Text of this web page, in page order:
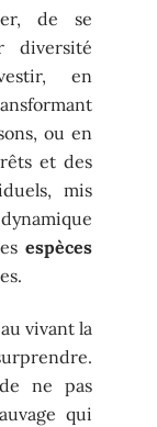
de se
diversité
en
ou en
et des
mis
espèces
vivant la
ne pas
qui